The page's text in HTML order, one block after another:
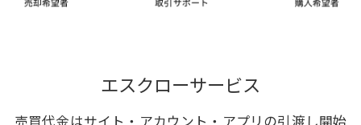
エスクローサービス
売買代金はサイト・アカウント・アプリの引渡し開始